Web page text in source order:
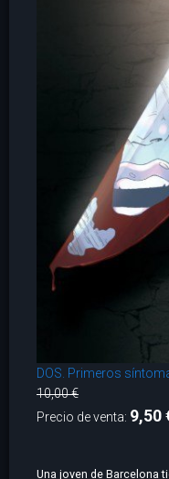
DOS. Primeros
10,00 €
Precio de venta: 9,50
Una joven de Barcelona